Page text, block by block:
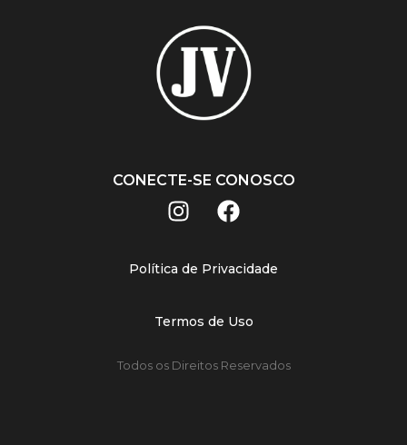
CONECTE-SE CONOSCO
Política de Privacidade
Termos de Uso
Todos os Direitos Reservados